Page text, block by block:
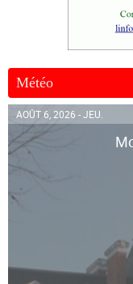
Météo
AOÛT 6, 2026 - JEU.